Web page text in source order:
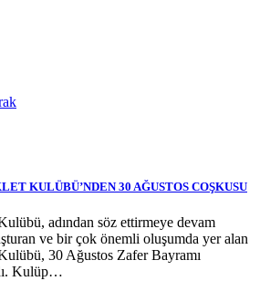
KULÜBÜ’NDEN 30 AĞUSTOS COŞKUSU
adından söz ettirmeye devam
ve bir çok önemli oluşumda yer alan
30 Ağustos Zafer Bayramı
Kulüp…